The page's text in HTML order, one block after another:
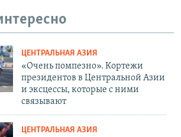
ЦЕНТРАЛЬНАЯ АЗИЯ
«Очень помпезно». Кортежи
президентов в Центральной Азии
и эксцессы, которые с ними
связывают
ЦЕНТРАЛЬНАЯ АЗИЯ